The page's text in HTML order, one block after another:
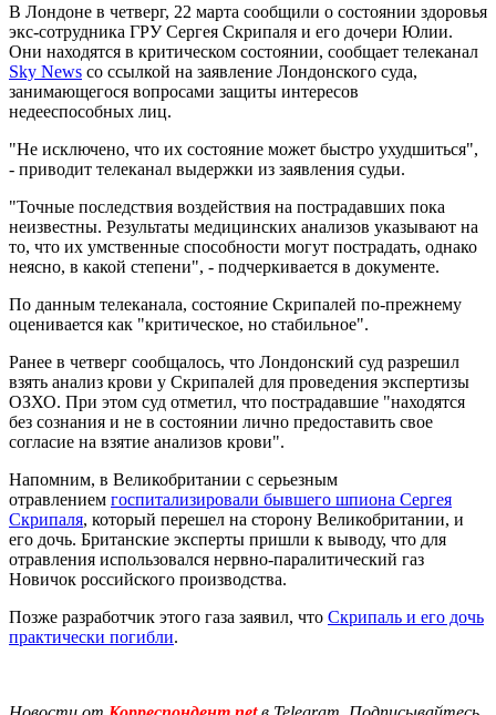
В Лондоне в четверг, 22 марта сообщили о состоянии здоровья
экс-сотрудника ГРУ Сергея Скрипаля и его дочери Юлии.
Они находятся в критическом состоянии, сообщает телеканал
Sky News со ссылкой на заявление Лондонского суда,
занимающегося вопросами защиты интересов
недееспособных лиц.
"Не исключено, что их состояние может быстро ухудшиться",
- приводит телеканал выдержки из заявления судьи.
"Точные последствия воздействия на пострадавших пока
неизвестны. Результаты медицинских анализов указывают на
то, что их умственные способности могут пострадать, однако
неясно, в какой степени", - подчеркивается в документе.
По данным телеканала, состояние Скрипалей по-прежнему
оценивается как "критическое, но стабильное".
Ранее в четверг сообщалось, что Лондонский суд разрешил
взять анализ крови у Скрипалей для проведения экспертизы
ОЗХО. При этом суд отметил, что пострадавшие "находятся
без сознания и не в состоянии лично предоставить свое
согласие на взятие анализов крови".
Напомним, в Великобритании с серьезным
отравлением госпитализировали бывшего шпиона Сергея
Скрипаля, который перешел на сторону Великобритании, и
его дочь. Британские эксперты пришли к выводу, что для
отравления использовался нервно-паралитический газ
Новичок российского производства.
Позже разработчик этого газа заявил, что Скрипаль и его дочь
практически погибли.